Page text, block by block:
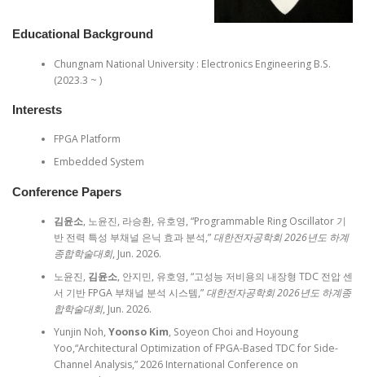
Educational Background
Chungnam National University : Electronics Engineering B.S.
(2023.3 ~ )
Interests
FPGA Platform
Embedded System
Conference Papers
김윤소, 노윤진, 라승환, 유호영, “Programmable Ring Oscillator 기
반 전력 특성 부채널 은닉 효과 분석,” 대한전자공학회 2026년도 하계
종합학술대회, Jun. 2026.
노윤진, 김윤소, 안지민, 유호영, “고성능 저비용의 내장형 TDC 전압 센
서 기반 FPGA 부채널 분석 시스템,” 대한전자공학회 2026년도 하계종
합학술대회, Jun. 2026.
Yunjin Noh, Yoonso Kim, Soyeon Choi and Hoyoung
Yoo,“Architectural Optimization of FPGA-Based TDC for Side-
Channel Analysis,” 2026 International Conference on